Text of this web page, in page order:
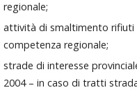
regionale;
attività di smaltimento rifiuti
competenza regionale;
strade di interesse
2004 – in caso di tratti